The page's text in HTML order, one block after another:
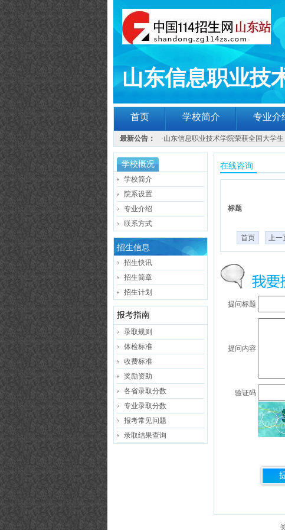
山东信息职业技
首页 学校简介 专业介
最新公告： ·山东信息职业技术学院荣获全国大学生
学校概况
学校简介
院系设置
专业介绍
联系方式
招生信息
招生快讯
招生简章
招生计划
报考指南
录取规则
体检标准
收费标准
奖励资助
各省录取分数
专业录取分数
报考常见问题
录取结果查询
在线咨询
标题
首页 上一
提问标题
提问内容
验证码